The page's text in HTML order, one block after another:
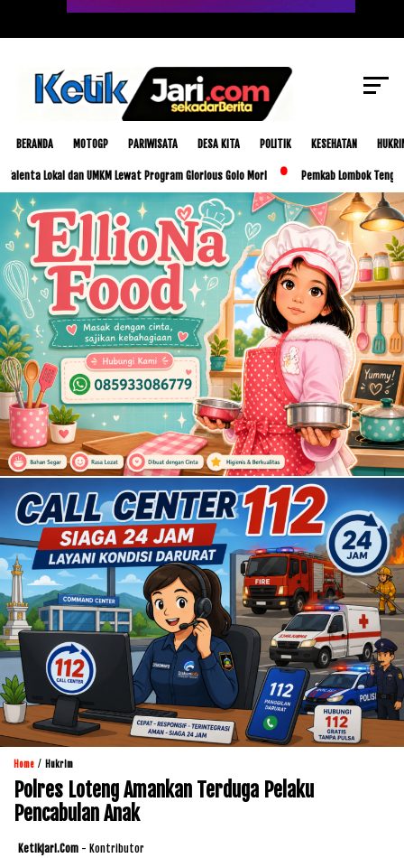
BERANDA MOTOGP PARIWISATA DESA KITA POLITIK KESEHATAN
dan UMKM Lewat Program Glorious Golo Mori Pemkab Lombok Tengah
Home / Hukrim
Polres Loteng Amankan Terduga Pelaku
Pencabulan Anak
Ketikjari.com - Kontributor